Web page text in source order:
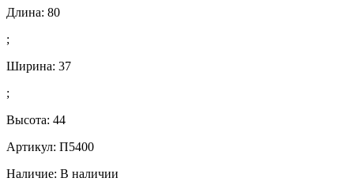
Длина: 80
;
Ширина: 37
;
Высота: 44
Артикул: П5400
Наличие: В наличии